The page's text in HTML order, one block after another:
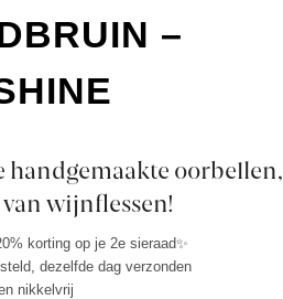
–
handgemaakte oorbellen,
wijnflessen!
korting op je 2e sieraad✨
dezelfde dag verzonden
nikkelvrij